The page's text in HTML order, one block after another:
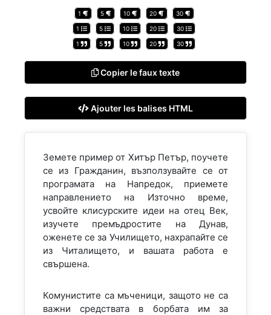
1 5 10 20 30
1 5 10 20 30
1 5 10 20 30
Copier le faux texte
Ajouter les balises HTML
Земете пример от Хитър Петър, поучете
се из Гражданин, възползувайте се от
програмата на Напредок, приемете
направлението на Източно време,
усвойте клисурските идеи на отец Век,
изучете премъдростите на Дунав,
оженете се за Училището, нахрапайте се
из Читалището, и вашата работа е
свършена.
Комунистите са мъченици, защото не са
важни средствата в борбата им за